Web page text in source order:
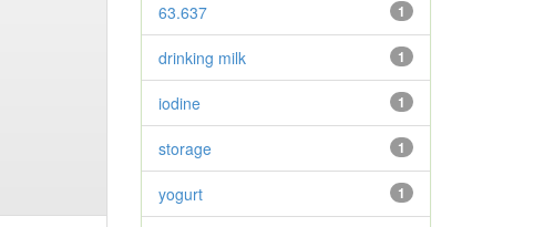
1
63.637
1
drinking milk
1
iodine
1
storage
1
yogurt